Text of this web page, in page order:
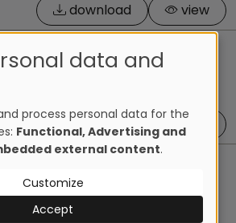
download
view
download
view
data and
process personal data for the
Functional, Advertising and
external content.
Customize
Accept